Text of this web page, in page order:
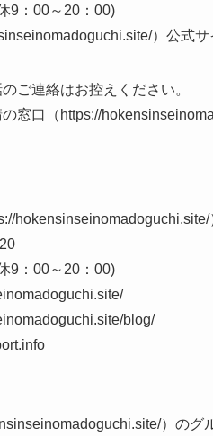
9：00～20：00)
）公式
ご連絡はお控えください。
窓口（https://
9：00～20：00)
blog/
）のグ